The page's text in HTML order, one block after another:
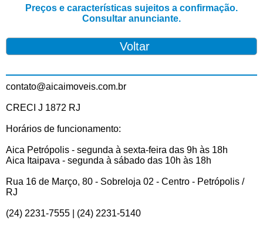
Preços e características sujeitos a confirmação.
Consultar anunciante.
contato@aicaimoveis.com.br
CRECI J 1872 RJ
Horários de funcionamento:
Aica Petrópolis - segunda à sexta-feira das 9h às 18h
Aica Itaipava - segunda à sábado das 10h às 18h
Rua 16 de Março, 80 - Sobreloja 02 - Centro - Petrópolis /
RJ
(24) 2231-7555 | (24) 2231-5140